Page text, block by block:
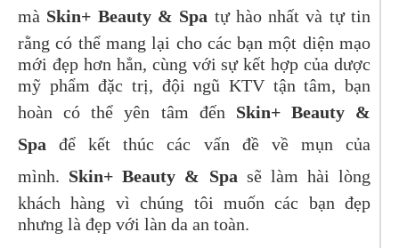
mà Skin+ Beauty & Spa tự hào nhất và tự tin
rằng có thể mang lại cho các bạn một diện mạo
mới đẹp hơn hẳn, cùng với sự kết hợp của dược
mỹ phẩm đặc trị, đội ngũ KTV tận tâm, bạn
hoàn có thể yên tâm đến Skin+ Beauty &
Spa để kết thúc các vấn đề về mụn của
mình. Skin+ Beauty & Spa sẽ làm hài lòng
khách hàng vì chúng tôi muốn các bạn đẹp
nhưng là đẹp với làn da an toàn.